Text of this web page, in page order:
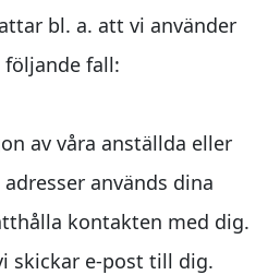
bl. a. att vi använder
fall:
av våra anställda eller
används dina
kontakten med dig.
skickar e-post till dig.